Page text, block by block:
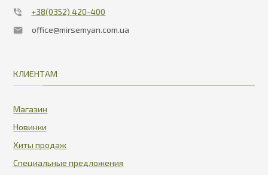
+38(0352) 420-400
office@mirsemyan.com.ua
КЛИЕНТАМ
Магазин
Новинки
Хиты продаж
Специальные предложения